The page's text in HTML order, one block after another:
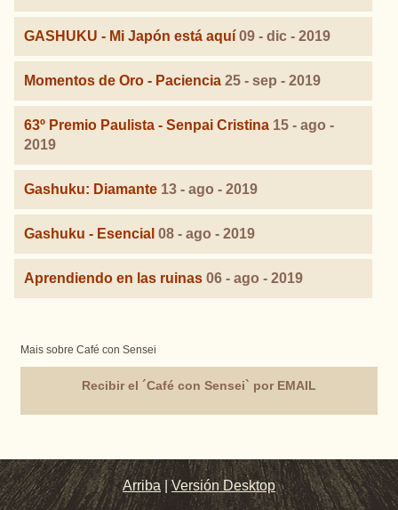
GASHUKU - Mi Japón está aquí 09 - dic - 2019
Momentos de Oro - Paciencia 25 - sep - 2019
63º Premio Paulista - Senpai Cristina 15 - ago -
2019
Gashuku: Diamante 13 - ago - 2019
Gashuku - Esencial 08 - ago - 2019
Aprendiendo en las ruinas 06 - ago - 2019
Mais sobre Café con Sensei
Recibir el ´Café con Sensei` por EMAIL
Arriba |Versión Desktop